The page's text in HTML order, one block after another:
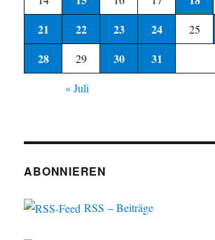
21
22 23 24 25
28
29 30 31
« Juli
ABONNIEREN
RSS – Beiträge